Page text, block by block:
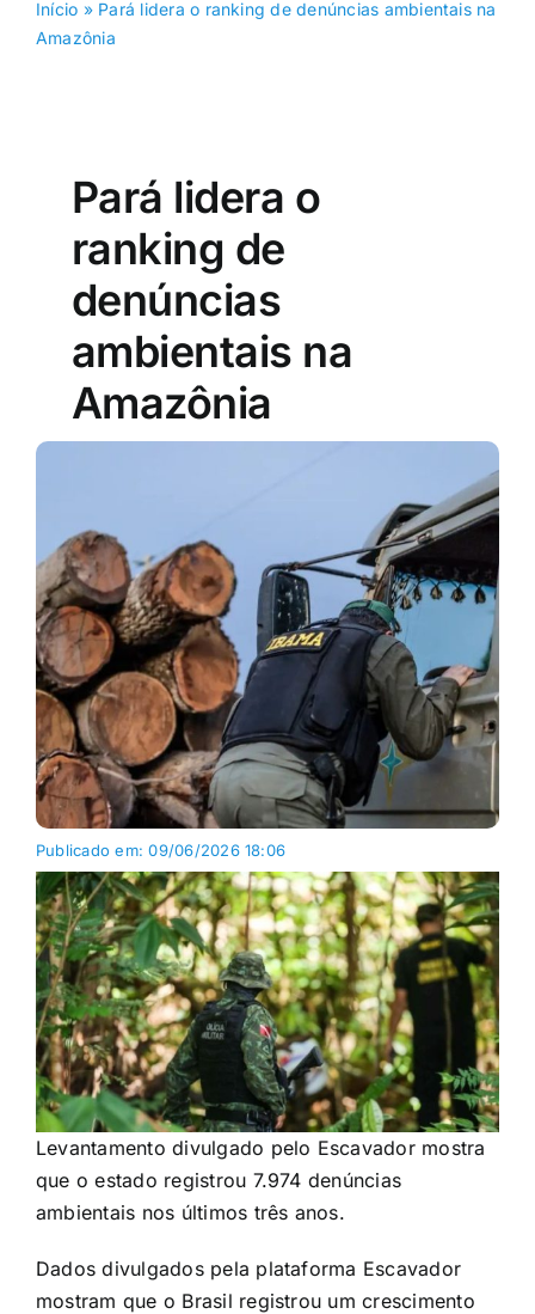
Início » Pará lidera o ranking de denúncias ambientais na
Amazônia
Pará lidera o
ranking de
denúncias
ambientais na
Amazônia
Publicado em: 09/06/2026 18:06
Levantamento divulgado pelo Escavador mostra
que o estado registrou 7.974 denúncias
ambientais nos últimos três anos.
Dados divulgados pela plataforma Escavador
mostram que o Brasil registrou um crescimento